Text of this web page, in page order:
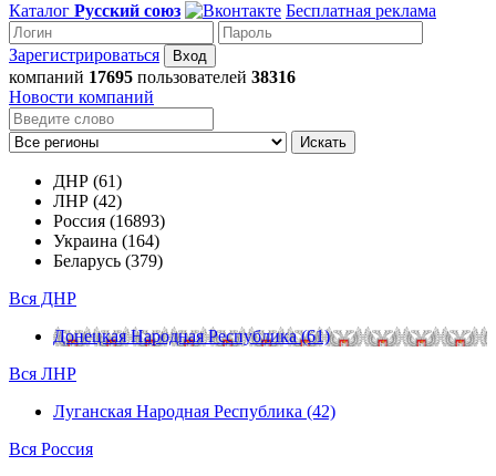
Каталог Русский союз Бесплатная реклама
Зарегистрироваться
компаний 17695 пользователей 38316
Новости компаний
Искать
ДНР (61)
ЛНР (42)
Россия (16893)
Украина (164)
Беларусь (379)
Вся ДНР
Донецкая Народная Республика (61)
Вся ЛНР
Луганская Народная Республика (42)
Вся Россия